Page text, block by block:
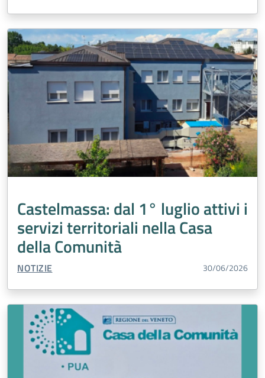
Castelmassa: dal 1° luglio attivi i
servizi territoriali nella Casa
della Comunità
TIPO CONTENUTO:
NOTIZIE 30/06/2026